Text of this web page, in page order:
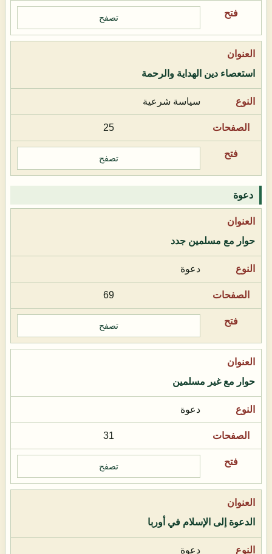
تصفح
استعصاء دين الهداية والرحمة
سياسة شرعية
25
تصفح
دعوة
حوار مع مسلمين جدد
دعوة
69
تصفح
حوار مع غير مسلمين
دعوة
31
تصفح
الدعوة إلى الإسلام في أوربا
دعوة